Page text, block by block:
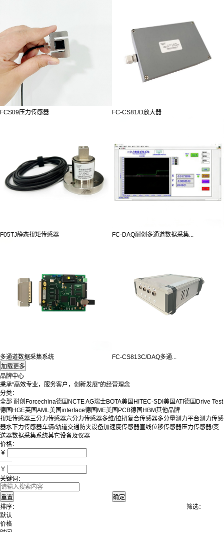
FCS09压力传感器 FC-CS81/D放大器
F05TJ静态扭矩传感器 FC-DAQ耐创多通道数据采集...
多通道数据采集系统 FC-CS813C/DAQ多通...
品牌中心
秉承“高效专业，服务客户，创新发展”的经营理念
分类：
全部 耐创Forcechina德国NCTE AG瑞士BOTA美国HITEC-SDI 美国ATI 德国Drive Test
德国HGE英国AML美国interface德国ME美国PCB德国HBM其他品牌
扭矩传感器三分力传感器六分力传感器多维/拉扭复合传感器多分量测力平台测力传感
器水下力传感器车辆/轨道交通防夹设备加速度传感器直线位移传感器压力传感器/变
送器数据采集系统其它设备及仪器
价格：
￥
——
￥
关键词：
排序：
默认
价格
时间
筛选：